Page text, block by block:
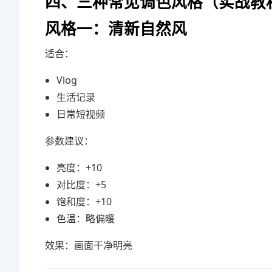
风格一：清新自然风
适合：
Vlog
生活记录
日常短视频
参数建议：
亮度：+10
对比度：+5
饱和度：+10
色温：略偏暖
效果：画面干净明亮